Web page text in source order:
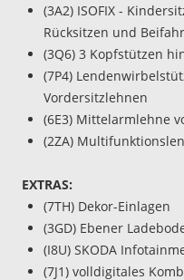
(3A2) ISOFIX -
Rücksitzen und
(3Q6) 3 Kopfstützen
(7P4)
Vordersitzlehnen
(6E3) Mittelarmlehne
(2ZA)
EXTRAS:
(7TH) Dekor-Einlagen
(3GD) Ebener
(I8U) SKODA
(7J1) volldigitales